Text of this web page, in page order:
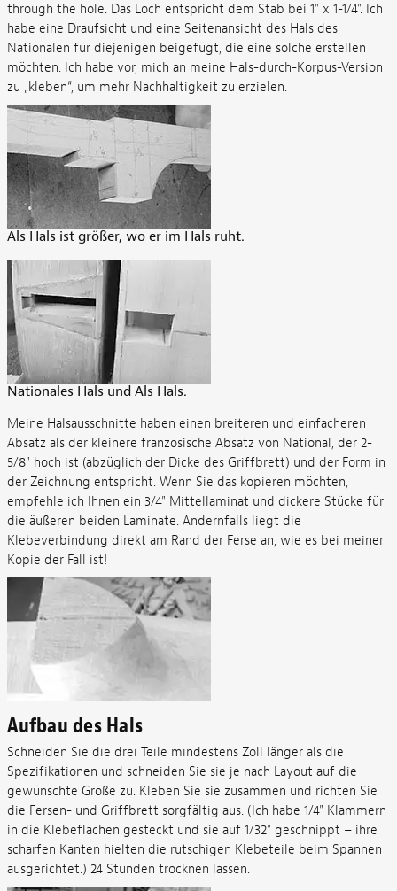
through the hole. Das Loch entspricht dem Stab bei 1" x 1-1/4". Ich
habe eine Draufsicht und eine Seitenansicht des Hals des
Nationalen für diejenigen beigefügt, die eine solche erstellen
möchten. Ich habe vor, mich an meine Hals-durch-Korpus-Version
zu „kleben“, um mehr Nachhaltigkeit zu erzielen.
Als Hals ist größer, wo er im Hals ruht.
Nationales Hals und Als Hals.
Meine Halsausschnitte haben einen breiteren und einfacheren
Absatz als der kleinere französische Absatz von National, der 2-
5/8" hoch ist (abzüglich der Dicke des Griffbrett) und der Form in
der Zeichnung entspricht. Wenn Sie das kopieren möchten,
empfehle ich Ihnen ein 3/4" Mittellaminat und dickere Stücke für
die äußeren beiden Laminate. Andernfalls liegt die
Klebeverbindung direkt am Rand der Ferse an, wie es bei meiner
Kopie der Fall ist!
Aufbau des Hals
Schneiden Sie die drei Teile mindestens Zoll länger als die
Spezifikationen und schneiden Sie sie je nach Layout auf die
gewünschte Größe zu. Kleben Sie sie zusammen und richten Sie
die Fersen- und Griffbrett sorgfältig aus. (Ich habe 1/4" Klammern
in die Klebeflächen gesteckt und sie auf 1/32" geschnippt – ihre
scharfen Kanten hielten die rutschigen Klebeteile beim Spannen
ausgerichtet.) 24 Stunden trocknen lassen.